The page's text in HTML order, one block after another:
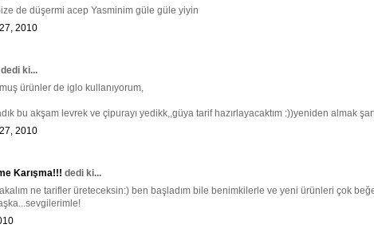
de düşermi acep Yasminim güle güle yiyin
2010
dedi ki...
ürünler de iglo kullanıyorum,
bu akşam levrek ve çipurayı yedikk,,güya tarif hazırlayacaktım :))yeniden almak
2010
Karışma!!! dedi ki...
ne tarifler üreteceksin:) ben başladım bile benimkilerle ve yeni ürünleri çok